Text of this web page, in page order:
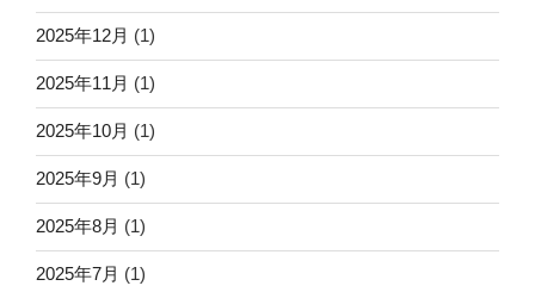
2025年12月 (1)
2025年11月 (1)
2025年10月 (1)
2025年9月 (1)
2025年8月 (1)
2025年7月 (1)